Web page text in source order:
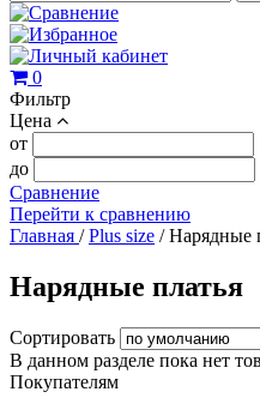
0
Фильтр
Цена
от
до
Сравнение
Перейти к сравнению
Главная /Plus size /Нарядные
Нарядные платья
Сортировать
В данном разделе пока нет
Покупателям